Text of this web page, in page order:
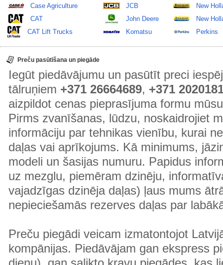
Case Agriculture
CAT
CAT Lift Trucks
JCB
John Deere
Komatsu
New
New
Perkins
Preču pasūtīšana un piegāde
Iegūt piedāvājumu un pasūtīt preci
tālruņiem +371 26664689, +371
aizpildot cenas pieprasījuma formu
Pirms zvanīšanas, lūdzu, noskaidrojiet
informāciju par tehnikas vienību, kurai
daļas vai aprīkojums. Kā minimums,
modeli un šasijas numuru. Papidus
uz mezglu, piemēram dzinēju,
vajadzīgas dzinēja daļas) ļaus mums
nepieciešamās rezerves daļas par
Preču piegādi veicam izmatontojot
kompānijas. Piedāvājam gan ekspress